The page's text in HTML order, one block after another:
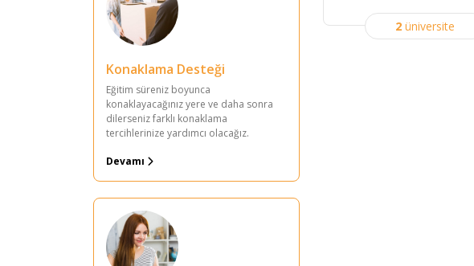
Konaklama Desteği
Eğitim süreniz boyunca
konaklayacağınız yere ve daha sonra
dilerseniz farklı konaklama
tercihlerinize yardımcı olacağız.
Devamı
2 üniversite